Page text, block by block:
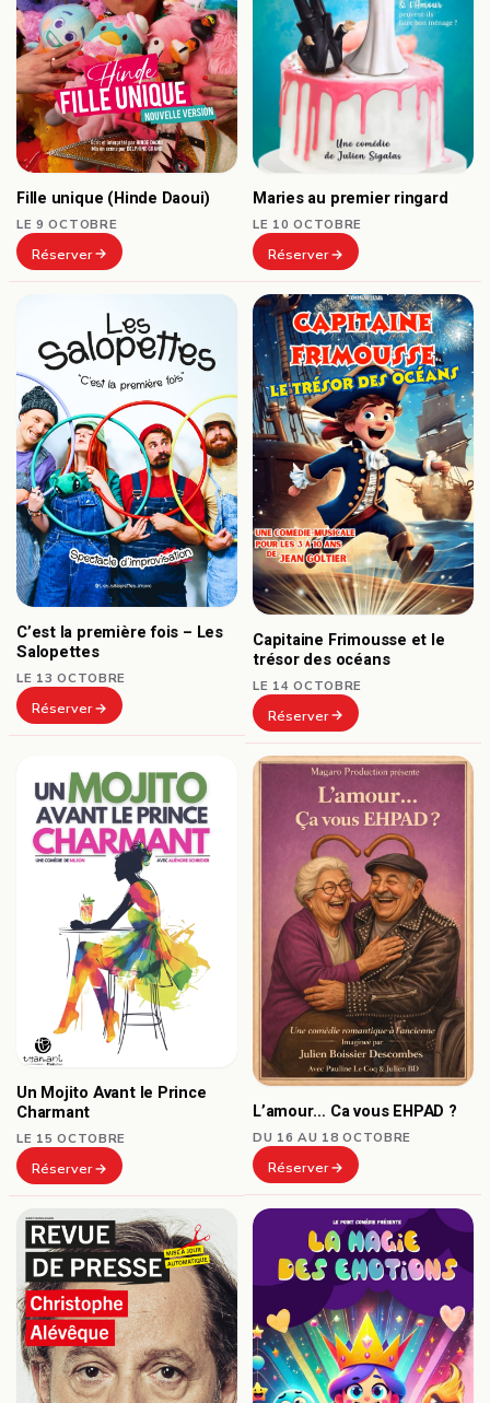
Fille unique (Hinde Daoui)
LE 9 OCTOBRE
Réserver
Maries au premier ringard
LE 10 OCTOBRE
Réserver
C’est la première fois – Les
Salopettes
LE 13 OCTOBRE
Réserver
Capitaine Frimousse et le
trésor des océans
LE 14 OCTOBRE
Réserver
Un Mojito Avant le Prince
Charmant
LE 15 OCTOBRE
Réserver
L’amour… Ca vous EHPAD ?
DU 16 AU 18 OCTOBRE
Réserver